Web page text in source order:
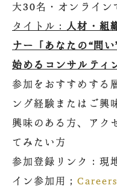
大30名・オンライン
タイトル： 人材・組
ナー「あなたの“問
始めるコンサルティ
参加をおすすめする
ング経験またはご興
興味のある方、アク
てみたい方
参加登録リンク：現
イン参加用；Careers